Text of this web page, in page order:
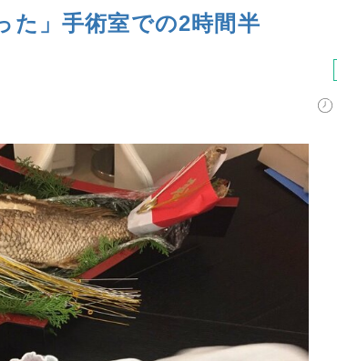
た」手術室での2時間半